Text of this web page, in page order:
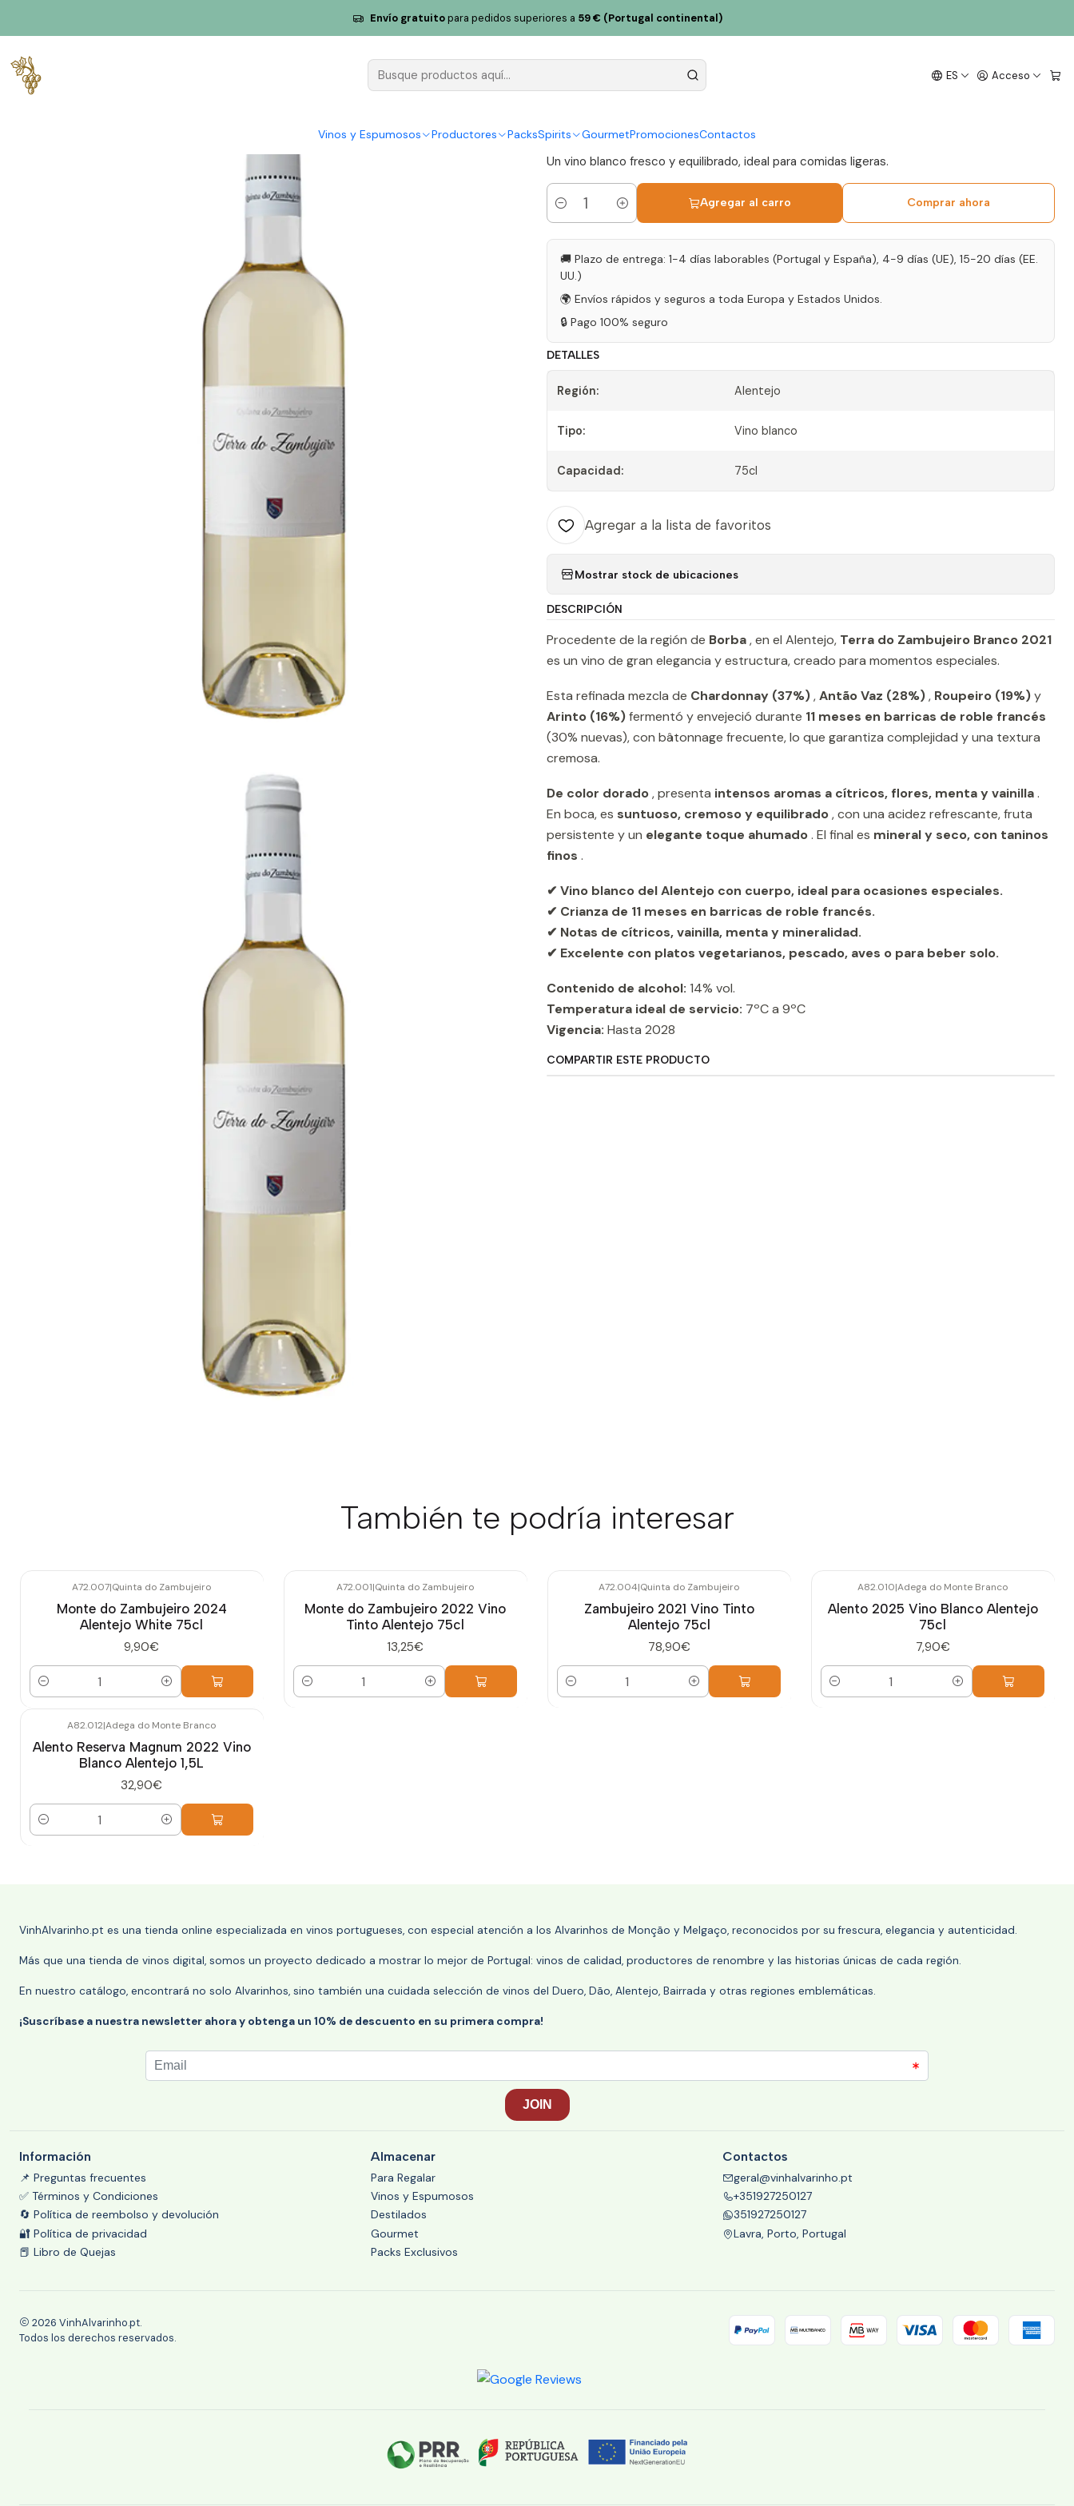
ES Acceso
Vinos y Espumosos Productores PacksSpirits GourmetPromocionesContactos
Envío gratuitopara pedidos superiores a 59 € (Portugal continental)
Terra do Zambujeiro 2022 Alentejo Blanco 75cl
Terra do Zambujeiro 2022 Alentejo
|
Un vino blanco fresco y equilibrado, ideal para comidas ligeras.
Cantidad
Agregar al carro Comprar ahora
🚚 Plazo de entrega: 1-4 días laborables (Portugal y España), 4-9 días (UE), 15-20 días (EE.
UU.)
🌍 Envíos rápidos y seguros a toda Europa y Estados Unidos.
🔒 Pago 100% seguro
DETALLES
Región: Alentejo
Tipo: Vino blanco
Capacidad: 75cl
Agregar a la lista de favoritos
Mostrar stock de ubicaciones
DESCRIPCIÓN
Procedente de la región de Borba, en el Alentejo, Terra do Zambujeiro Branco 2021
es un vino de gran elegancia y estructura, creado para momentos especiales.
Esta refinada mezcla de Chardonnay (37%),Antão Vaz (28%), Roupeiro (19%)y
Arinto (16%)fermentó y envejeció durante 11 meses en barricas de roble francés
(30% nuevas), con bâtonnage frecuente, lo que garantiza complejidad y una textura
cremosa.
De color dorado, presenta intensos aromas a cítricos, flores, menta y vainilla.
En boca, es suntuoso, cremoso y equilibrado, con una acidez refrescante, fruta
persistente y un elegante toque ahumado. El final es mineral y seco, con taninos
finos .
✔ Vino blanco del Alentejo con cuerpo, ideal para ocasiones especiales.
✔ Crianza de 11 meses en barricas de roble francés.
✔ Notas de cítricos, vainilla, menta y mineralidad.
✔ Excelente con platos vegetarianos, pescado, aves o para beber solo.
Contenido de alcohol: 14% vol.
Temperatura ideal de servicio: 7ºC a 9ºC
Vigencia: Hasta 2028
COMPARTIR ESTE PRODUCTO
También te podría interesar
A72.007|Quinta do Zambujeiro
Monte do Zambujeiro 2024
Alentejo White 75cl
9,90€
Cantidad
A72.001|Quinta do Zambujeiro
Monte do Zambujeiro 2022 Vino
Tinto Alentejo 75cl
13,25€
Cantidad
A72.004|Quinta do Zambujeiro
Zambujeiro 2021 Vino Tinto
Alentejo 75cl
78,90€
Cantidad
A82.010|Adega do Monte Branco
Alento 2025 Vino Blanco Alentejo
75cl
7,90€
Cantidad
A82.012|Adega do Monte Branco
Alento Reserva Magnum 2022 Vino
Blanco Alentejo 1,5L
32,90€
Cantidad
VinhAlvarinho.pt es una tienda online especializada en vinos portugueses, con especial atención a los Alvarinhos de Monção y Melgaço, reconocidos por su frescura, elegancia y autenticidad.
Más que una tienda de vinos digital, somos un proyecto dedicado a mostrar lo mejor de Portugal: vinos de calidad, productores de renombre y las historias únicas de cada región.
En nuestro catálogo, encontrará no solo Alvarinhos, sino también una cuidada selección de vinos del Duero, Dão, Alentejo, Bairrada y otras regiones emblemáticas.
¡Suscríbase a nuestra newsletter ahora y obtenga un 10% de descuento en su primera compra!
Información
📌 Preguntas frecuentes
✅ Términos y Condiciones
🔄 Política de reembolso y devolución
🔐 Política de privacidad
📕 Libro de Quejas
Almacenar
Para Regalar
Vinos y Espumosos
Destilados
Gourmet
Packs Exclusivos
Contactos
geral@vinhalvarinho.pt
+351927250127
351927250127
Lavra, Porto, Portugal
2026 VinhAlvarinho.pt.
Todos los derechos reservados.